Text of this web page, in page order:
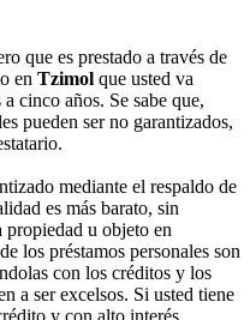
que es prestado a través de
en Tzimol que usted va
cinco años. Se sabe que,
pueden ser no garantizados,
mediante el respaldo de
es más barato, sin
propiedad u objeto en
los préstamos personales son
con los créditos y los
a ser excelsos. Si usted tiene
y con alto interés,